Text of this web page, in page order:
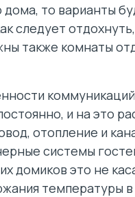
дома, то варианты
следует
также комнаты
и на это
отопление и
системы
домиков это не
температуры